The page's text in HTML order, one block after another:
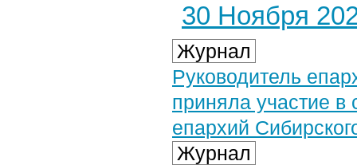
30 Ноября
Журнал
Руководитель
приняла участие
епархий
Журнал